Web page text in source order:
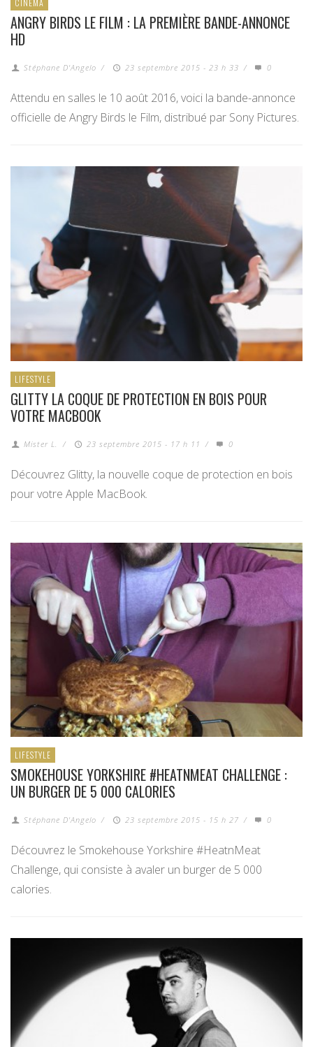
CINÉMA
ANGRY BIRDS LE FILM : LA PREMIÈRE BANDE-ANNONCE
HD
Stéphane D'Angelo / 23 septembre 2015 - 23 h 33 / 0
Attendu en salles le 10 août 2016, voici la bande-annonce
officielle de Angry Birds le Film, distribué par Sony Pictures.
LIFESTYLE
GLITTY LA COQUE DE PROTECTION EN BOIS POUR
VOTRE MACBOOK
Mister L. / 23 septembre 2015 - 17 h 11 / 0
Découvrez Glitty, la nouvelle coque de protection en bois
pour votre Apple MacBook.
LIFESTYLE
SMOKEHOUSE YORKSHIRE #HEATNMEAT CHALLENGE :
UN BURGER DE 5 000 CALORIES
Stéphane D'Angelo / 23 septembre 2015 - 15 h 27 / 0
Découvrez le Smokehouse Yorkshire #HeatnMeat
Challenge, qui consiste à avaler un burger de 5 000
calories.